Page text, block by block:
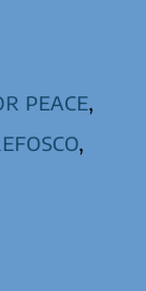
peace,
,